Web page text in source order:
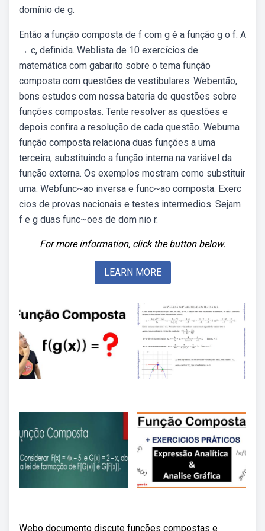
domínio de g.
Então a função composta de f com g é a função g o f: A
→ c, definida. Weblista de 10 exercícios de
matemática com gabarito sobre o tema função
composta com questões de vestibulares. Webentão,
bons estudos com nossa bateria de questões sobre
funções compostas. Tente resolver as questões e
depois confira a resolução de cada questão. Webuma
função composta relaciona duas funções a uma
terceira, substituindo a função interna na variável da
função externa. Os exemplos mostram como substituir
uma. Webfunc~ao inversa e func~ao composta. Exerc
cios de provas nacionais e testes intermedios. Sejam
f e g duas func~oes de dom nio r.
For more information, click the button below.
LEARN MORE
Webo documento discute funções compostas e